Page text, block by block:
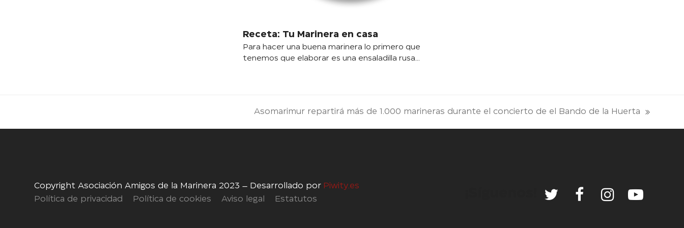
Receta: Tu Marinera en casa
Para hacer una buena marinera lo primero que
tenemos que elaborar es una ensaladilla rusa…
Asomarimur repartirá más de 1.000 marineras durante el concierto de el Bando de la Huerta
Copyright Asociación Amigos de la Marinera 2023 – Desarrollado por Piwity.es
Política de privacidad
Política de cookies Aviso legal Estatutos TwitterFacebook